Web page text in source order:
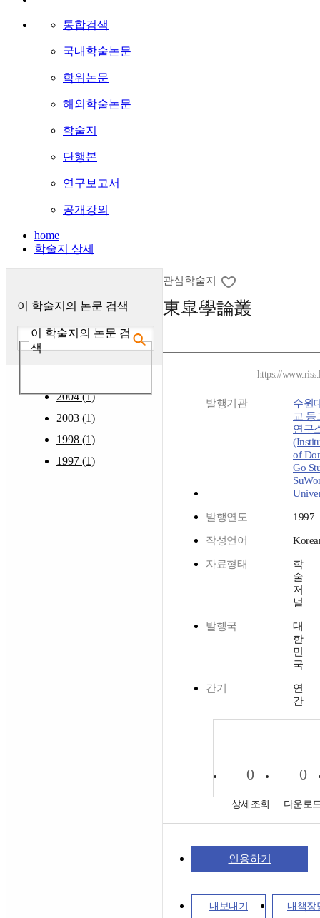
통합검색
국내학술논문
학위논문
해외학술논문
학술지
단행본
연구보고서
공개강의
home
학술지 상세
이 학술지의 논문 검색
이 학술지의 논문 검
색
2004 (1)
2003 (1)
1998 (1)
1997 (1)
관심학술지
東皐學論叢
https://
발행기관
수원
교 동
연구
of
Go
발행연도 1997
작성언어
자료형태
학
술
저
널
발행국
대
한
민
국
간기
연
간
0
상세조회
0
다운로
인용하기
내보내기 내책장